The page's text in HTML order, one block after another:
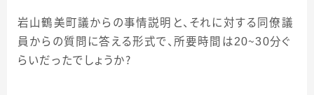
岩山鶴美町議からの事情説明と、それに対する同僚議
員からの質問に答える形式で、所要時間は20～30分ぐ
らいだったでしょうか？